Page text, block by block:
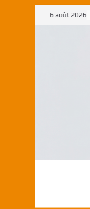
Passer6 août 2026